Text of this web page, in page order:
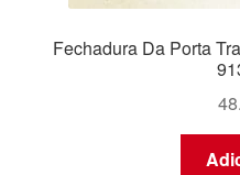
Fechadura Da Porta